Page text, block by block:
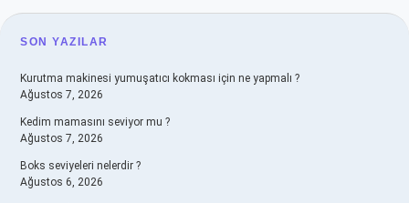
SIDEBAR
SON YAZILAR
Kurutma makinesi yumuşatıcı kokması için ne yapmalı ?
Ağustos 7, 2026
Kedim mamasını seviyor mu ?
Ağustos 7, 2026
Boks seviyeleri nelerdir ?
Ağustos 6, 2026